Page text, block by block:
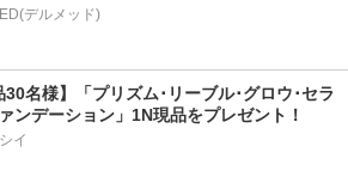
デルメッド)
30名様】「プリズム･リーブル･グロウ･セラ
イ